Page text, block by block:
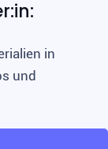
in
und